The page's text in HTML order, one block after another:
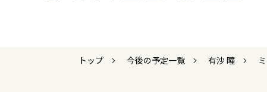
トップ 今後の予定一覧 有沙 瞳